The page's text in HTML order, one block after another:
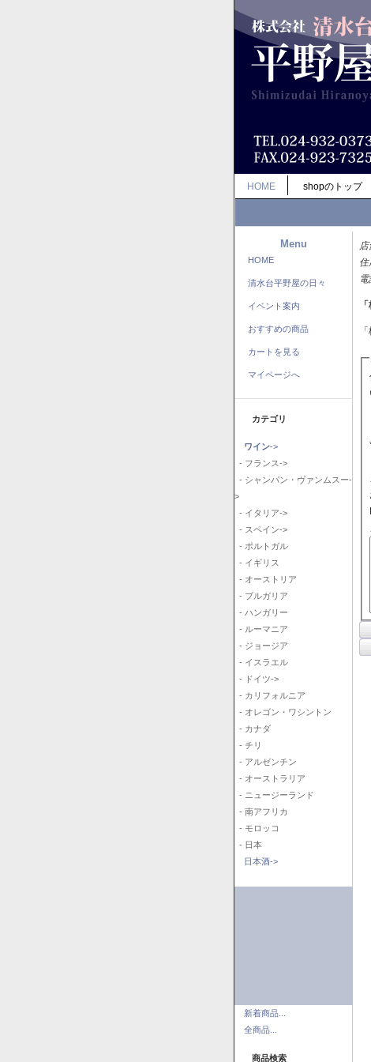
HOME shopのトップ
Menu
HOME
清水台平野屋の日々
イベント案内
おすすめの商品
カートを見る
マイページへ
カテゴリ
ワイン->
- フランス->
- シャンパン・ヴァンムスー-
>
- イタリア->
- スペイン->
- ポルトガル
- イギリス
- オーストリア
- ブルガリア
- ハンガリー
- ルーマニア
- ジョージア
- イスラエル
- ドイツ->
- カリフォルニア
- オレゴン・ワシントン
- カナダ
- チリ
- アルゼンチン
- オーストラリア
- ニュージーランド
- 南アフリカ
- モロッコ
- 日本
日本酒->
新着商品...
全商品...
商品検索
店